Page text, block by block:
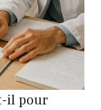
il pour